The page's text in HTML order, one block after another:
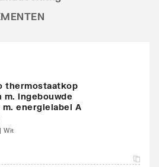
1.2534
thermostaatkop
m. ingebouwde
energielabel A
Wit